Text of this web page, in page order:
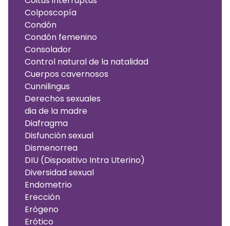
Colposcopía
Condón
Condón femenino
Consolador
Control natural de la natalidad
Cuerpos cavernosos
Cunnilingus
Derechos sexuales
dia de la madre
Diafragma
Disfunción sexual
Dismenorrea
DIU (Dispositivo Intra Uterino)
Diversidad sexual
Endometrio
Erección
Erógeno
Erótico